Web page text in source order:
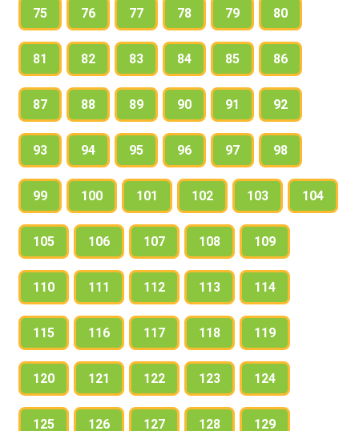
75 76 77 78 79 80
81 82 83 84 85 86
87 88 89 90 91 92
93 94 95 96 97 98
99 100 101 102 103 104
105 106 107 108 109
110 111 112 113 114
115 116 117 118 119
120 121 122 123 124
125 126 127 128 129